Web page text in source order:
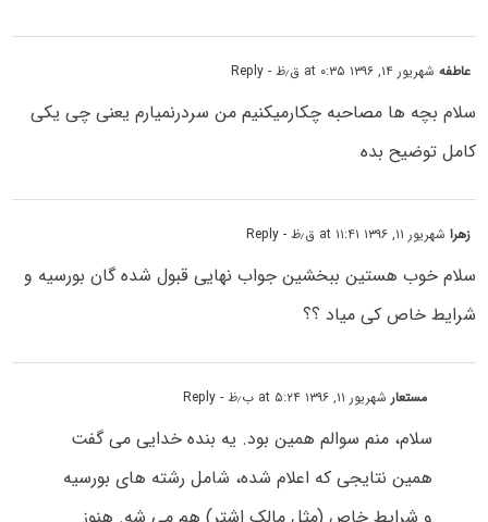
عاطفهشهریور ۱۴, ۱۳۹۶ at ۰:۳۵ ق٫ظ - Reply
سلام بچه ها مصاحبه چکارمیکنیم من سردرنمیارم یعنی چی یکی
کامل توضیح بده
زهراشهریور ۱۱, ۱۳۹۶ at ۱۱:۴۱ ق٫ظ - Reply
سلام خوب هستین ببخشین جواب نهایی قبول شده گان بورسیه و
شرایط خاص کی میاد ؟؟
مستعارشهریور ۱۱, ۱۳۹۶ at ۵:۲۴ ب٫ظ - Reply
سلام، منم سوالم همین بود. یه بنده خدایی می گفت
همین نتایجی که اعلام شده، شامل رشته های بورسیه